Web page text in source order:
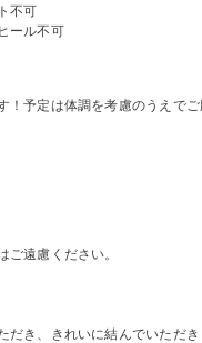
不可
ール不可
！予定は体調を考慮のうえで
ご遠慮ください。
だき、きれいに結んでいただ